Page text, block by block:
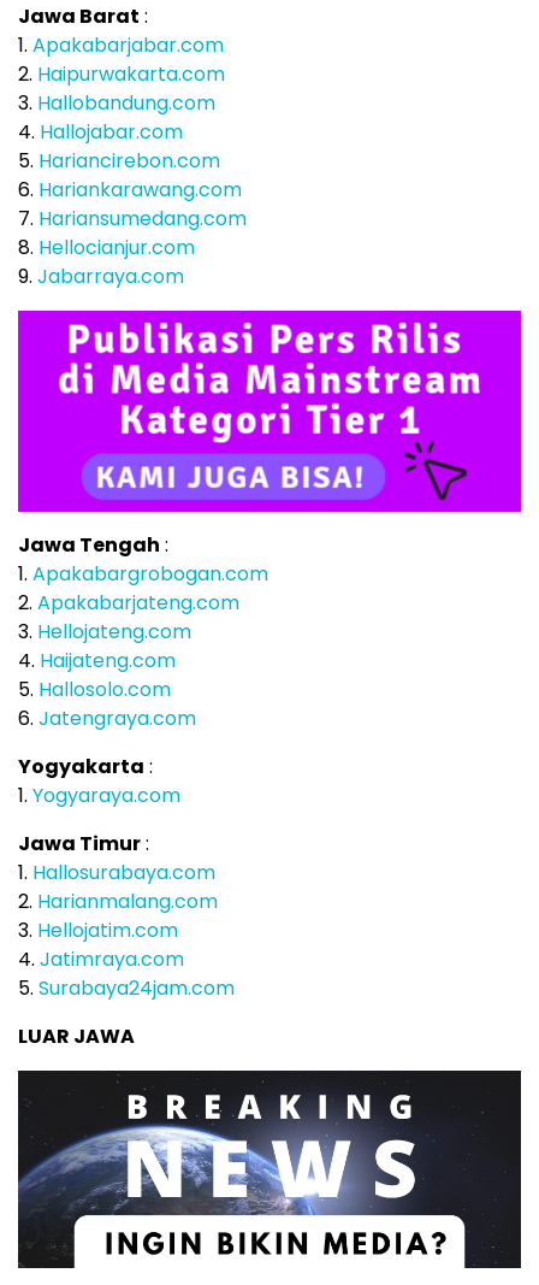
Jawa Barat :
1. Apakabarjabar.com
2. Haipurwakarta.com
3. Hallobandung.com
4. Hallojabar.com
5. Hariancirebon.com
6. Hariankarawang.com
7. Hariansumedang.com
8. Hellocianjur.com
9. Jabarraya.com
Jawa Tengah :
1. Apakabargrobogan.com
2. Apakabarjateng.com
3. Hellojateng.com
4. Haijateng.com
5. Hallosolo.com
6. Jatengraya.com
Yogyakarta :
1. Yogyaraya.com
Jawa Timur:
1. Hallosurabaya.com
2. Harianmalang.com
3. Hellojatim.com
4. Jatimraya.com
5. Surabaya24jam.com
LUAR JAWA